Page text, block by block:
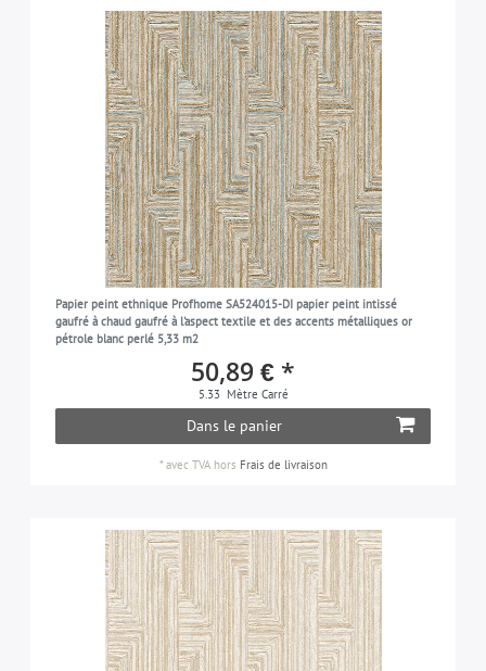
Papier peint ethnique Profhome SA524015-DI papier peint intissé
gaufré à chaud gaufré à l'aspect textile et des accents métalliques or
pétrole blanc perlé 5,33 m2
50,89 € *
5.33 Mètre Carré
Dans le panier
*avec TVAhors Frais de livraison